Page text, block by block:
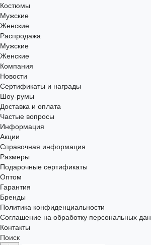
Костюмы
Мужские
Женские
Распродажа
Мужские
Женские
Компания
Новости
Сертификаты и награды
Шоу-румы
Доставка и оплата
Частые вопросы
Информация
Акции
Справочная информация
Размеры
Подарочные сертификаты
Оптом
Гарантия
Бренды
Политика конфиденциальности
Соглашение на обработку персональных
Контакты
Поиск